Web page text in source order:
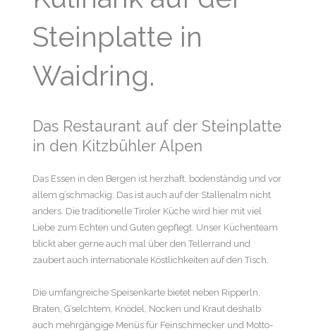
Steinplatte in
Waidring.
Das Restaurant auf der Steinplatte
in den Kitzbühler Alpen
Das Essen in den Bergen ist herzhaft, bodenständig und vor
allem g’schmackig. Das ist auch auf der Stallenalm nicht
anders. Die traditionelle Tiroler Küche wird hier mit viel
Liebe zum Echten und Guten gepflegt. Unser Küchenteam
blickt aber gerne auch mal über den Tellerrand und
zaubert auch internationale Köstlichkeiten auf den Tisch.
Die umfangreiche Speisenkarte bietet neben Ripperln,
Braten, G’selchtem, Knödel, Nocken und Kraut deshalb
auch mehrgängige Menüs für Feinschmecker und Motto-